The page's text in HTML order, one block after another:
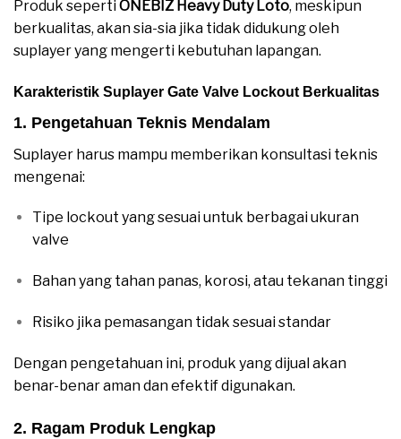
Produk sepertiONEBIZ Heavy Duty Loto, meskipun
berkualitas, akan sia-sia jika tidak didukung oleh
suplayer yang mengerti kebutuhan lapangan.
Karakteristik Suplayer Gate Valve Lockout Berkualitas
1. Pengetahuan Teknis Mendalam
Suplayer harus mampu memberikan konsultasi teknis
mengenai:
Tipe lockout yang sesuai untuk berbagai ukuran
valve
Bahan yang tahan panas, korosi, atau tekanan tinggi
Risiko jika pemasangan tidak sesuai standar
Dengan pengetahuan ini, produk yang dijual akan
benar-benar aman dan efektif digunakan.
2. Ragam Produk Lengkap